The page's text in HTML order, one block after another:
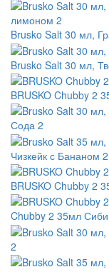
Brusko Salt 30 мл,
Brusko Salt 30 мл,
BRUSKO Chubby 2
Сода 2
Чизкейк с Бананом 2
BRUSKO Chubby 2
Chubby 2 35мл
2